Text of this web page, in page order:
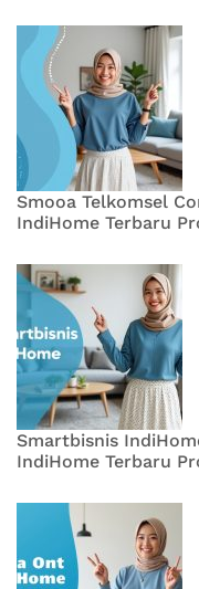
Smooa Telkomsel
IndiHome Terbaru
Smartbisnis
IndiHome Terbaru